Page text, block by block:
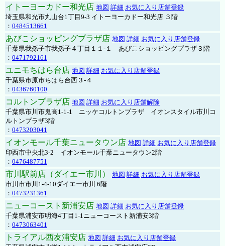
イトーヨーカドー和光店 地図 詳細 お気に入り店舗登録
埼玉県和光市丸山台1丁目9-3 イトーヨーカドー和光店 ３階
： 0484513661
あびこショッピングプラザ店 地図 詳細 お気に入り店舗登録
千葉県我孫子市我孫子４丁目１１-１ あびこショッピングプラザ３階
： 0471792161
ユニモちはら台店 地図 詳細 お気に入り店舗登録
千葉県市原市ちはら台西３-４
： 0436760100
コルトンプラザ店 地図 詳細 お気に入り店舗解除
千葉県市川市鬼高1-1-1 ニッケコルトンプラザ イオンスタイル市川コ
ルトンプラザ3階
： 0473203041
イオンモール千葉ニュータウン店 地図 詳細 お気に入り店舗登録
印西市中央北3-2 イオンモール千葉ニュータウン2階
： 0476487751
市川駅前店（ダイエー市川） 地図 詳細 お気に入り店舗登録
市川市市川1-4-10ダイエー市川 6階
： 0473231361
ニューコースト新浦安店 地図 詳細 お気に入り店舗登録
千葉県浦安市明海4丁目1-1ニューコースト新浦安3階
： 0473063401
トライアル西友浦安店 地図 詳細 お気に入り店舗登録